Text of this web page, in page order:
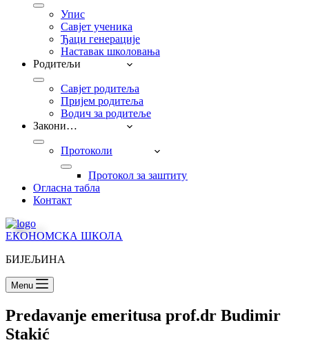
Упис
Савјет ученика
Ђаци генерације
Наставак школовања
Родитељи
Савјет родитеља
Пријем родитеља
Водич за родитеље
Закони…
Протоколи
Прoтокол за заштиту дјеце од насиља,
Огласна табла
Контакт
ЕКОНОМСКА ШКОЛА
БИЈЕЉИНА
Menu
Predavanje emeritusa prof.dr Budimir
Stakić